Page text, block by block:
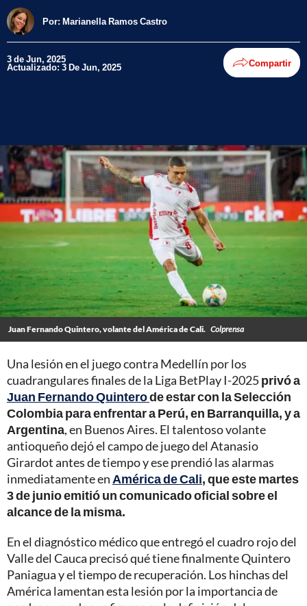
Por: Marianella Ramos Castro
3 de Jun, 2025
Actualizado: 3 De Jun, 2025 Compartir
Juan Fernando Quintero, volante del América de Cali. Colprensa
Una lesión en el juego contra Medellín por los
cuadrangulares finales de la Liga BetPlay I-2025privó a
Juan Fernando Quinterode estar con la Selección
Colombia para enfrentar a Perú, en Barranquilla, y a
Argentina, en Buenos Aires. El talentoso volante
antioqueño dejó el campo de juego del Atanasio
Girardot antes de tiempo y ese prendió las alarmas
inmediatamente en América de Cali, que este martes
3 de junio emitió un comunicado oficial sobre el
alcance de la misma.
En el diagnóstico médico que entregó el cuadro rojo del
Valle del Cauca precisó qué tiene finalmente Quintero
Paniagua y el tiempo de recuperación. Los hinchas del
América lamentan esta lesión por la importancia de